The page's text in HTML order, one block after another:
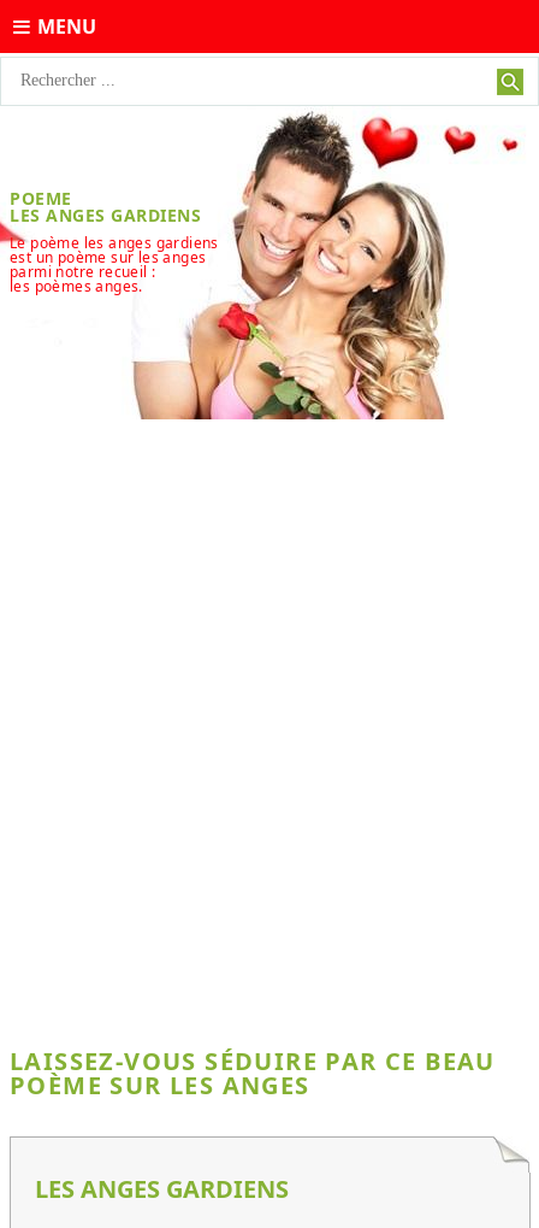
MENU
POEME
LES ANGES GARDIENS
Le poème les anges gardiens
est un poème sur les anges
parmi notre recueil :
les poèmes anges.
LAISSEZ-VOUS SÉDUIRE PAR CE BEAU
POÈME SUR LES ANGES
LES ANGES GARDIENS